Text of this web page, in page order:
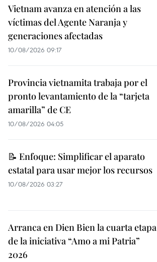
Vietnam avanza en atención a las
víctimas del Agente Naranja y
generaciones afectadas
10/08/2026 09:17
Provincia vietnamita trabaja por el
pronto levantamiento de la “tarjeta
amarilla” de CE
10/08/2026 04:05
📝 Enfoque: Simplificar el aparato
estatal para usar mejor los recursos
10/08/2026 03:27
Arranca en Dien Bien la cuarta etapa
de la iniciativa “Amo a mi Patria”
2026